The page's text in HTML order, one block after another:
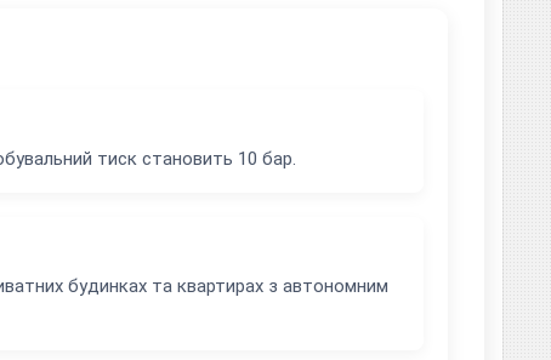
тиск становить 10 бар.
будинках та квартирах з автономним